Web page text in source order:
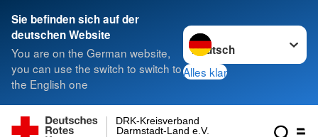
Sie befinden sich auf der
deutschen Website
You are on the German website,
you can use the switch to switch to
the English one
Sprache wechseln zu
Alles klar
Darmstadt-Land e.V.
DRK-Kreisverband